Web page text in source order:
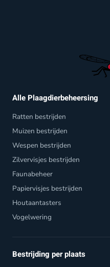
Alle Plaagdierbeheersing
Ratten bestrijden
Muizen bestrijden
Wespen bestrijden
Zilvervisjes bestrijden
Faunabeheer
Papiervisjes bestrijden
Houtaantasters
Vogelwering
Bestrijding per plaats